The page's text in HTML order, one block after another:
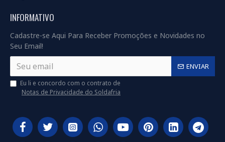
INFORMATIVO
Cadastre-se Aqui Para Receber Promoções e Novidades no
Seu Email!
ENVIAR
Eu li e concordo com o contrato de
Notas de Privacidade do Soldafria